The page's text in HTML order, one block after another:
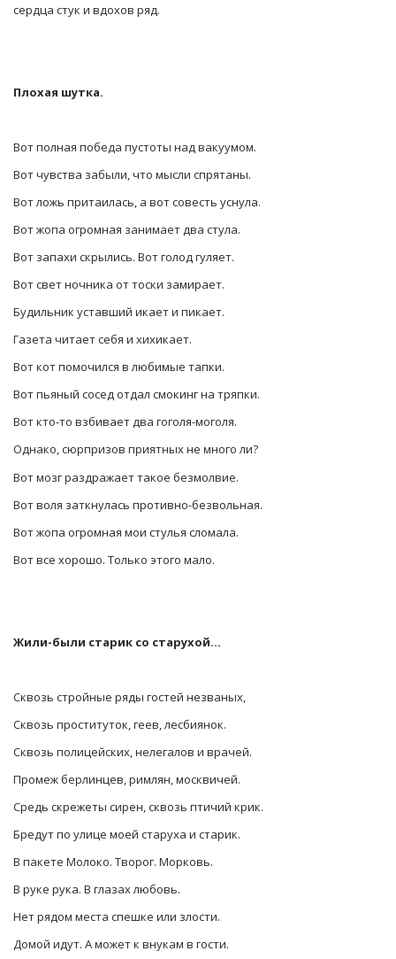
сердца стук и вдохов ряд.
Плохая шутка.
Вот полная победа пустоты над вакуумом.
Вот чувства забыли, что мысли спрятаны.
Вот ложь притаилась, а вот совесть уснула.
Вот жопа огромная занимает два стула.
Вот запахи скрылись. Вот голод гуляет.
Вот свет ночника от тоски замирает.
Будильник уставший икает и пикает.
Газета читает себя и хихикает.
Вот кот помочился в любимые тапки.
Вот пьяный сосед отдал смокинг на тряпки.
Вот кто-то взбивает два гоголя-моголя.
Однако, сюрпризов приятных не много ли?
Вот мозг раздражает такое безмолвие.
Вот воля заткнулась противно-безвольная.
Вот жопа огромная мои стулья сломала.
Вот все хорошо. Только этого мало.
Жили-были старик со старухой…
Сквозь стройные ряды гостей незваных,
Сквозь проституток, геев, лесбиянок.
Сквозь полицейских, нелегалов и врачей.
Промеж берлинцев, римлян, москвичей.
Средь скрежеты сирен, сквозь птичий крик.
Бредут по улице моей старуха и старик.
В пакете Молоко. Творог. Морковь.
В руке рука. В глазах любовь.
Нет рядом места спешке или злости.
Домой идут. А может к внукам в гости.